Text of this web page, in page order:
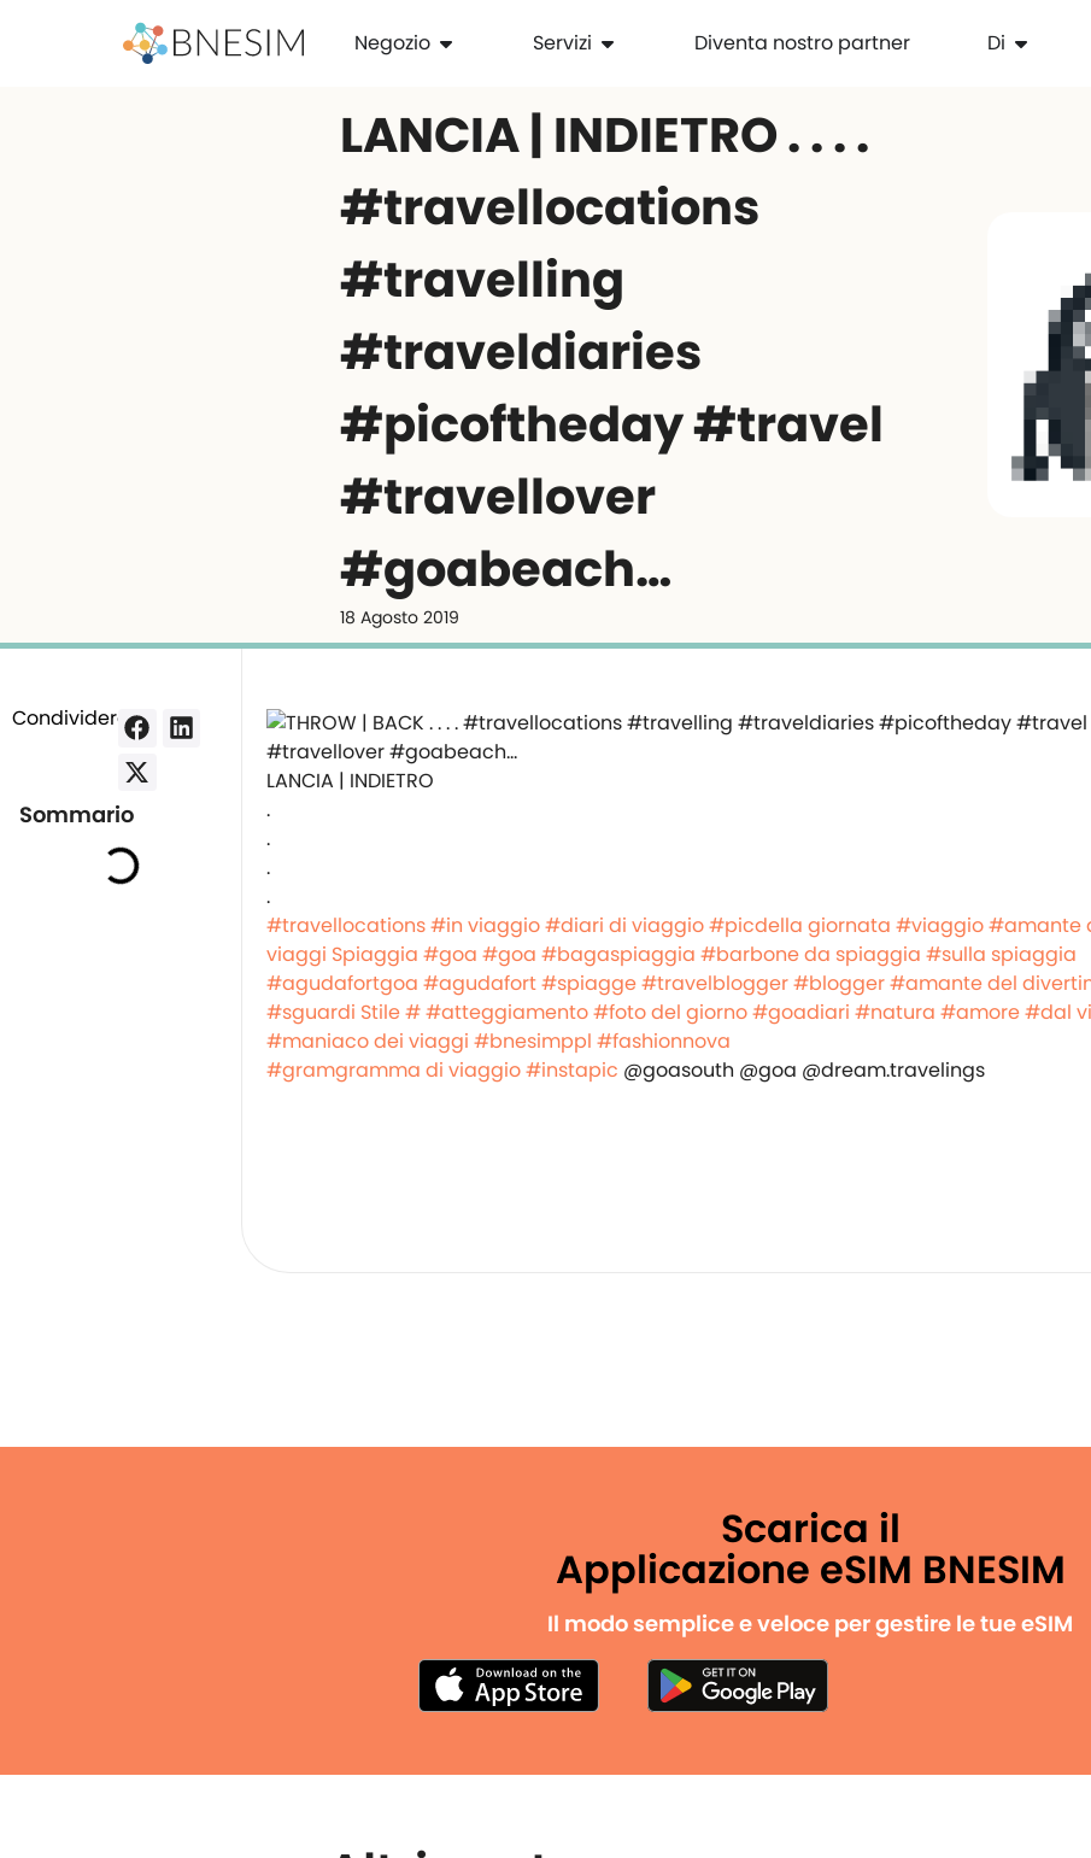
Negozio Servizi Diventa nostro partner Di
LANCIA | INDIETRO . . . .
#travellocations
#travelling
#traveldiaries
#picoftheday #travel
#travellover
#goabeach…
18 Agosto 2019
Condividere:
Sommario
LANCIA | INDIETRO
.
.
.
.
#travellocations#in viaggio#diari di viaggio#picdella giornata #viaggio#amante
viaggi Spiaggia #goa #goa #bagaspiaggia #barbone da spiaggia #sulla spiaggia
#agudafortgoa #agudafort#spiagge#travelblogger#blogger#amante del
#sguardi Stile ##atteggiamento#foto del giorno#goadiari #natura #amore#dal
#maniaco dei viaggi #bnesimppl #fashionnova
#gramgramma di viaggio#instapic @goasouth @goa @dream.travelings
Scarica il
Applicazione eSIM BNESIM
Il modo semplice e veloce per gestire le tue eSIM